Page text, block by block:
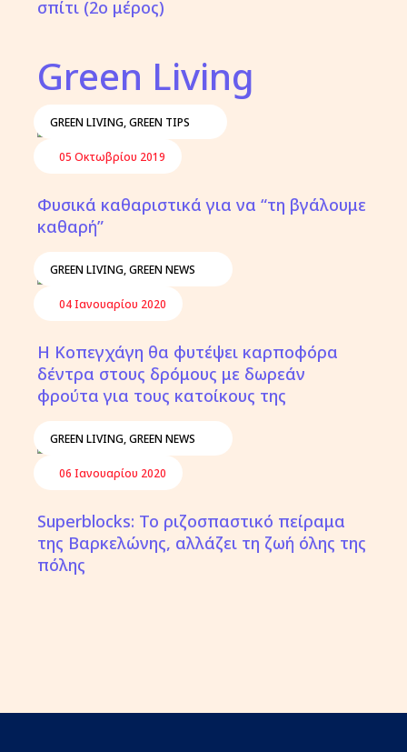
σπίτι (2ο μέρος)
Green Living
GREEN LIVING,GREEN TIPS
05 Οκτωβρίου 2019
Φυσικά καθαριστικά για να “τη βγάλουμε
καθαρή”
GREEN LIVING,GREEN NEWS
04 Ιανουαρίου 2020
Η Κοπεγχάγη θα φυτέψει καρποφόρα
δέντρα στους δρόμους με δωρεάν
φρούτα για τους κατοίκους της
GREEN LIVING,GREEN NEWS
06 Ιανουαρίου 2020
Superblocks: Το ριζοσπαστικό πείραμα
της Βαρκελώνης, αλλάζει τη ζωή όλης της
πόλης